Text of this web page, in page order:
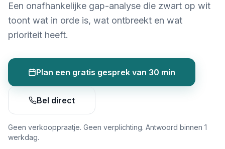
Een onafhankelijke gap-analyse die zwart op wit
toont wat in orde is, wat ontbreekt en wat
prioriteit heeft.
Plan een gratis gesprek van 30 min
Bel direct
Geen verkooppraatje. Geen verplichting. Antwoord binnen 1
werkdag.